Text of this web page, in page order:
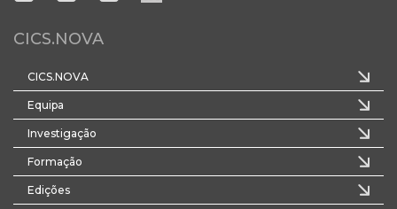
CICS.NOVA
CICS.NOVA
Equipa
Investigação
Formação
Edições